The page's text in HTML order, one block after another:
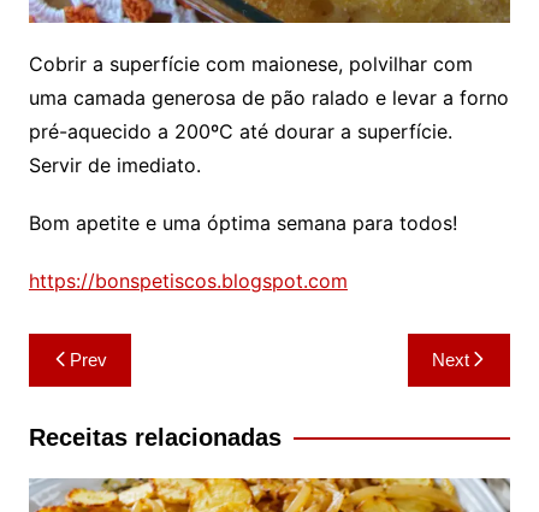
Cobrir a superfície com maionese, polvilhar com
uma camada generosa de pão ralado e levar a forno
pré-aquecido a 200ºC até dourar a superfície.
Servir de imediato.
Bom apetite e uma óptima semana para todos!
https://bonspetiscos.blogspot.com
Navegação
de
artigos
Prev Next
Receitas relacionadas